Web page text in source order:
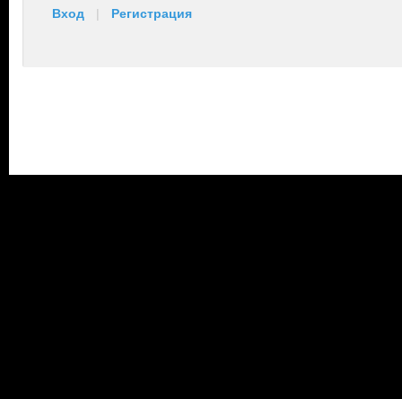
Вход | Регистрация